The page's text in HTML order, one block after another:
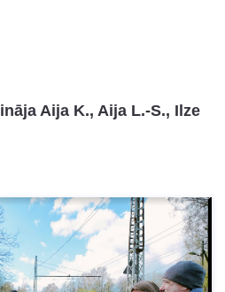
Aija K., Aija L.-S., Ilze